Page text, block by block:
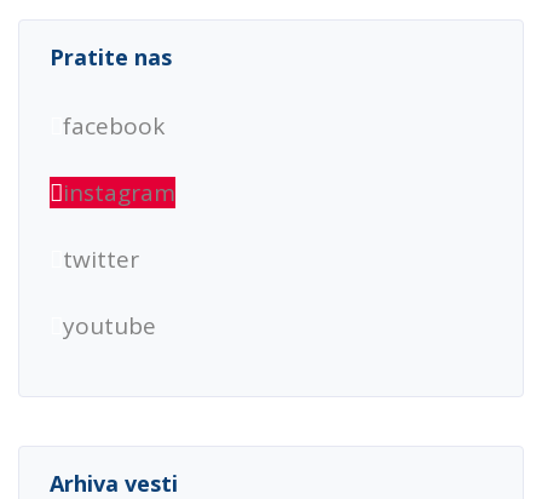
Pratite nas
facebook
instagram
twitter
youtube
Arhiva vesti